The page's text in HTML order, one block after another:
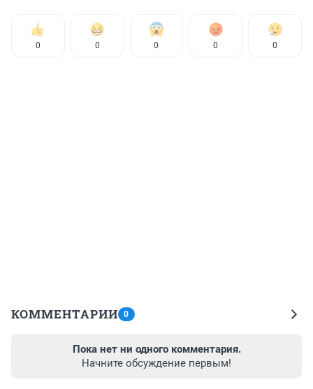
0 0 0 0 0
КОММЕНТАРИИ 0
Пока нет ни одного комментария.
Начните обсуждение первым!